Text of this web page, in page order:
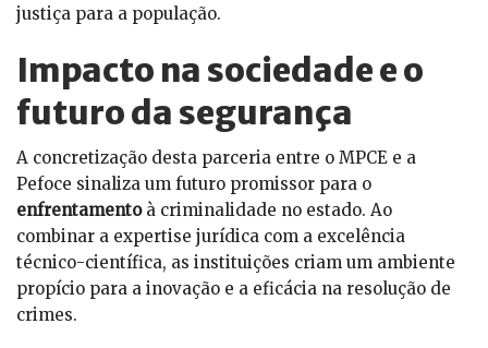
justiça para a população.
Impacto na sociedade e o
futuro da segurança
A concretização desta parceria entre o MPCE e a
Pefoce sinaliza um futuro promissor para o
enfrentamentoà criminalidade no estado. Ao
combinar a expertise jurídica com a excelência
técnico-científica, as instituições criam um ambiente
propício para a inovação e a eficácia na resolução de
crimes.